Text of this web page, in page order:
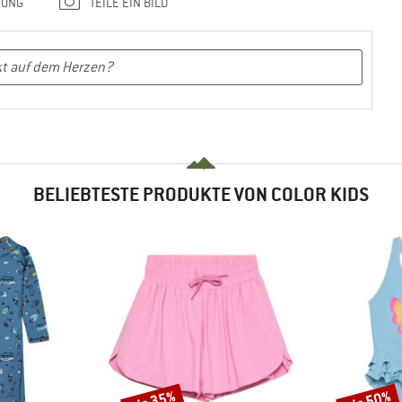
BELIEBTESTE PRODUKTE VON COLOR KIDS